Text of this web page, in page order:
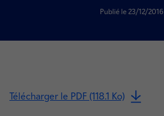
Publié le 23/12/2016
Télécharger le PDF (118.1 Ko)